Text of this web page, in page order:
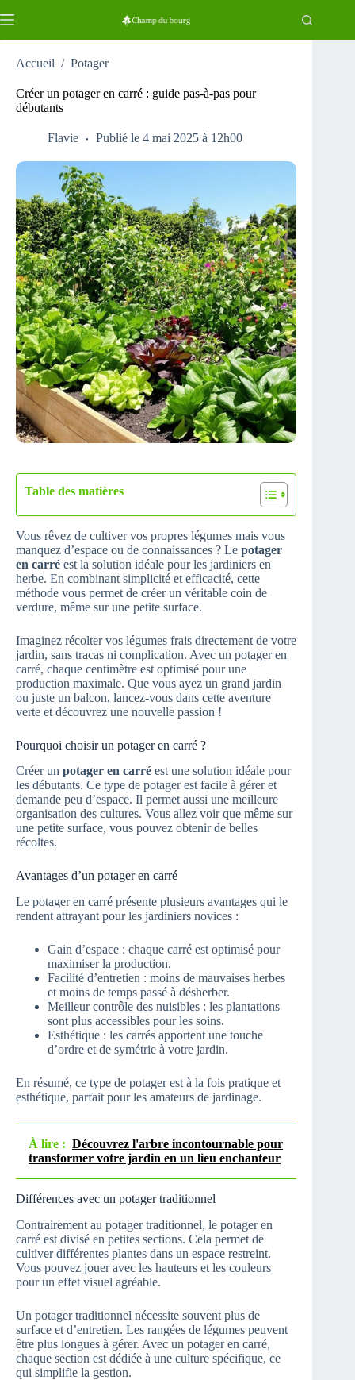
au
Accueil / Potager
Créer un potager en carré : guide pas-à-pas pour
débutants
Flavie Publié le 4 mai 2025 à 12h00
Table des matières
Vous rêvez de cultiver vos propres légumes mais vous
manquez d’espace ou de connaissances ? Le potager
en carré est la solution idéale pour les jardiniers en
herbe. En combinant simplicité et efficacité, cette
méthode vous permet de créer un véritable coin de
verdure, même sur une petite surface.
Imaginez récolter vos légumes frais directement de votre
jardin, sans tracas ni complication. Avec un potager en
carré, chaque centimètre est optimisé pour une
production maximale. Que vous ayez un grand jardin
ou juste un balcon, lancez-vous dans cette aventure
verte et découvrez une nouvelle passion !
Pourquoi choisir un potager en carré ?
Créer un potager en carré est une solution idéale pour
les débutants. Ce type de potager est facile à gérer et
demande peu d’espace. Il permet aussi une meilleure
organisation des cultures. Vous allez voir que même sur
une petite surface, vous pouvez obtenir de belles
récoltes.
Avantages d’un potager en carré
Le potager en carré présente plusieurs avantages qui le
rendent attrayant pour les jardiniers novices :
Gain d’espace : chaque carré est optimisé pour
maximiser la production.
Facilité d’entretien : moins de mauvaises herbes
et moins de temps passé à désherber.
Meilleur contrôle des nuisibles : les plantations
sont plus accessibles pour les soins.
Esthétique : les carrés apportent une touche
d’ordre et de symétrie à votre jardin.
En résumé, ce type de potager est à la fois pratique et
esthétique, parfait pour les amateurs de jardinage.
À lire : Découvrez l'arbre incontournable pour
transformer votre jardin en un lieu enchanteur
Différences avec un potager traditionnel
Contrairement au potager traditionnel, le potager en
carré est divisé en petites sections. Cela permet de
cultiver différentes plantes dans un espace restreint.
Vous pouvez jouer avec les hauteurs et les couleurs
pour un effet visuel agréable.
Un potager traditionnel nécessite souvent plus de
surface et d’entretien. Les rangées de légumes peuvent
être plus longues à gérer. Avec un potager en carré,
chaque section est dédiée à une culture spécifique, ce
qui simplifie la gestion.